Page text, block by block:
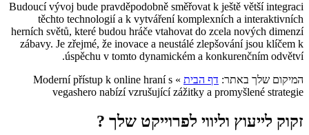
Budoucí vývoj bude pravděpodobně směřovat k ještě větší integraci
těchto technologií a k vytváření komplexních a interaktivních
herních světů, které budou hráče vtahovat do zcela nových dimenzí
zábavy. Je zřejmé, že inovace a neustálé zlepšování jsou klíčem k
úspěchu v tomto dynamickém a konkurenčním odvětví.
המיקום שלך באתר: דף הבית »
Moderní přístup k online hraní s
vegashero nabízí vzrušující zážitky a promyšlené strategie
זקוק לייעוץ וליווי לפרוייקט שלך ?